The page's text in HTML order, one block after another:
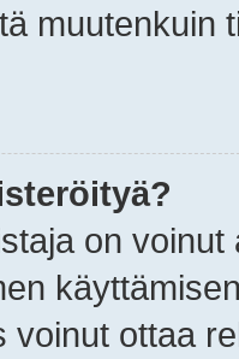
muutenkuin
on
voinut ottaa